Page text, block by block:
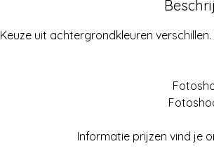
Keuze uit achtergrondkleuren